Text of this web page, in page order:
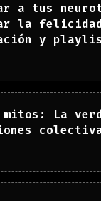
a tus
la
y
mitos: La